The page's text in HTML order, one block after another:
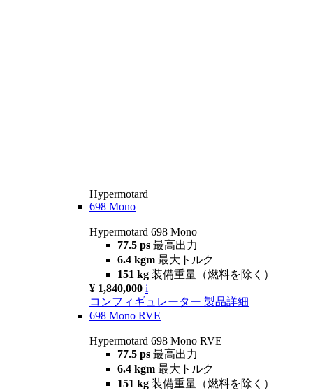
Hypermotard
698 Mono
Hypermotard 698 Mono
77.5 ps 最高出力
6.4 kgm 最大トルク
151 kg 装備重量（燃料を除く）
¥ 1,840,000 i
コンフィギュレーター 製品詳細
698 Mono RVE
Hypermotard 698 Mono RVE
77.5 ps 最高出力
6.4 kgm 最大トルク
151 kg 装備重量（燃料を除く）